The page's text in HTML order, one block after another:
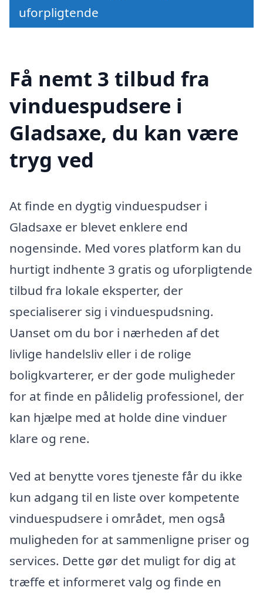
uforpligtende
Få nemt 3 tilbud fra
vinduespudsere i
Gladsaxe, du kan være
tryg ved
At finde en dygtig vinduespudser i
Gladsaxe er blevet enklere end
nogensinde. Med vores platform kan du
hurtigt indhente 3 gratis og uforpligtende
tilbud fra lokale eksperter, der
specialiserer sig i vinduespudsning.
Uanset om du bor i nærheden af det
livlige handelsliv eller i de rolige
boligkvarterer, er der gode muligheder
for at finde en pålidelig professionel, der
kan hjælpe med at holde dine vinduer
klare og rene.
Ved at benytte vores tjeneste får du ikke
kun adgang til en liste over kompetente
vinduespudsere i området, men også
muligheden for at sammenligne priser og
services. Dette gør det muligt for dig at
træffe et informeret valg og finde en